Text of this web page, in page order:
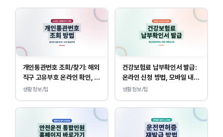
개인통관번호 조회/찾기: 해외
직구 고유부호 온라인 확인, 발
급 방법
생활정보/팁
건강보험료 납부확인서 발급:
온라인 신청 방법, 모바일 내역
조회 안내
생활정보/팁